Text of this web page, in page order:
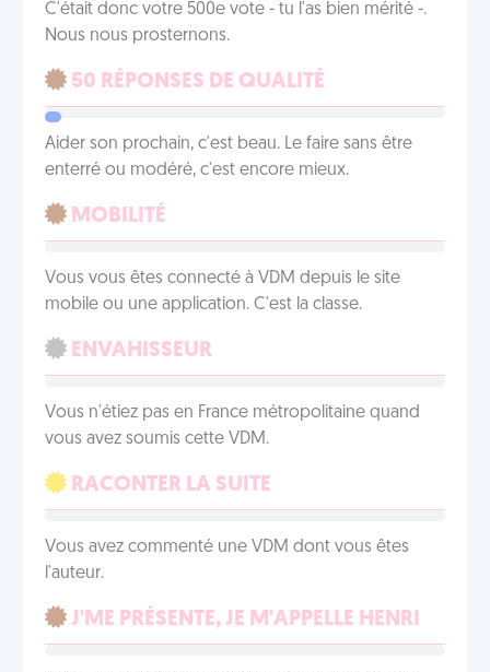
C'était donc votre 500e vote - tu l'as bien mérité -.
Nous nous prosternons.
50 RÉPONSES DE QUALITÉ
Aider son prochain, c'est beau. Le faire sans être
enterré ou modéré, c'est encore mieux.
MOBILITÉ
Vous vous êtes connecté à VDM depuis le site
mobile ou une application. C'est la classe.
ENVAHISSEUR
Vous n'étiez pas en France métropolitaine quand
vous avez soumis cette VDM.
RACONTER LA SUITE
Vous avez commenté une VDM dont vous êtes
l'auteur.
J'ME PRÉSENTE, JE M'APPELLE HENRI